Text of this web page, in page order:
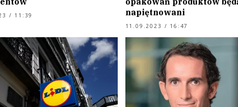
/ 11:39
napiętnowani
11.09.2023 / 16:47